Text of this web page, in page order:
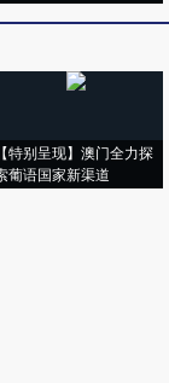
【特别呈现】澳门全力探
葡语国家新渠道